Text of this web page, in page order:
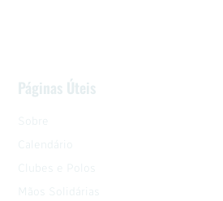
Páginas Úteis
Sobre
Calendário
Clubes e Polos
Mãos Solidárias